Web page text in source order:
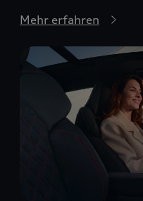
Mehr erfahren